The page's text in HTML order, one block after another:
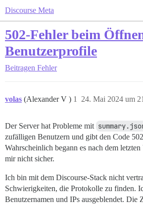
Discourse Meta
502-Fehler beim
Benutzerprofile
Beitragen Fehler
volas (Alexander V ) 24. Mai 2024 um
1
Der Server hat Probleme mit
zufälligen Benutzern und gibt den Code
Wahrscheinlich begann es nach dem
mir nicht sicher.
Ich bin mit dem Discourse-Stack nicht
Schwierigkeiten, die Protokolle zu finden.
Benutzernamen und IPs ausgeblendet. Die